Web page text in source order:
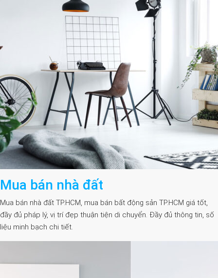
Mua bán nhà đất
Mua bán nhà đất TP.HCM, mua bán bất động sản TP.HCM giá tốt,
đầy đủ pháp lý, vị trí đẹp thuận tiện di chuyển. Đầy đủ thông tin, số
liệu minh bạch chi tiết.